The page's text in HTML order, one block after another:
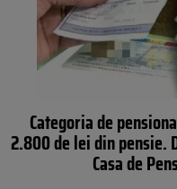
Categoria de
2.800 de lei din pensie.
Casa de